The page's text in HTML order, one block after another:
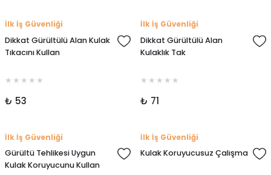
İlk İş Güvenliği
Dikkat Gürültülü Alan Kulak
Tıkacını Kullan
₺ 53
İlk İş Güvenliği
Dikkat Gürültülü Alan
Kulaklık Tak
₺ 71
İlk İş Güvenliği
Gürültü Tehlikesi Uygun
Kulak Koruyucunu Kullan
İlk İş Güvenliği
Kulak Koruyucusuz Çalışma